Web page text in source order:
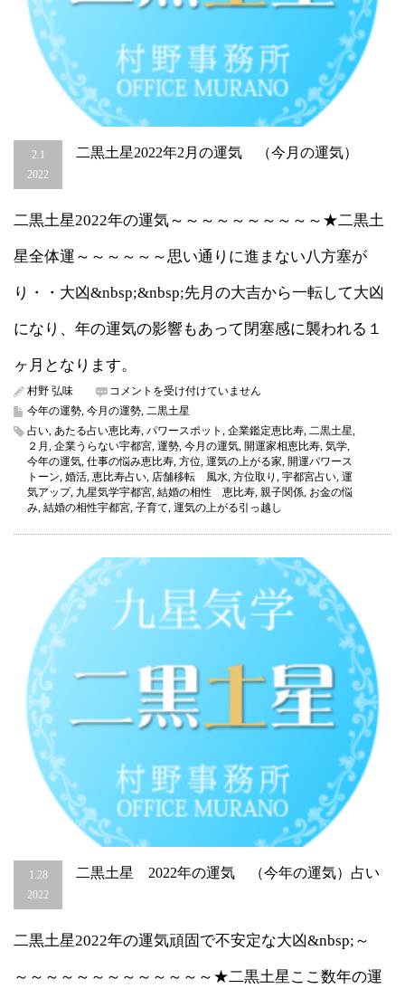
2.1
2022
二黒土星2022年2月の運気 （今月の運気）
二黒土星2022年の運気～～～～～～～～～～★二黒土
星全体運～～～～～～思い通りに進まない八方塞が
り・・大凶&nbsp;&nbsp;先月の大吉から一転して大凶
になり、年の運気の影響もあって閉塞感に襲われる１
ヶ月となります。
村野 弘味
二
黒
星
2022
年
2
月
の
（今
月
の
運
気）
は
コメントを受け付けていません
今年の運勢 今月の運勢 二黒土星
占い あたる占い恵比寿 パワースポット 企業鑑定恵比寿 二黒土星
２月 企業うらない宇都宮 運勢 今月の運気 開運家相恵比寿 気学
今年の運気 仕事の悩み恵比寿 方位 運気の上がる家 開運パワース
トーン 婚活 恵比寿占い 店舗移転 風水 方位取り 宇都宮占い 運
気アップ, 九星気学宇都宮 結婚の相性 恵比寿 親子関係 お金の悩
み 結婚の相性宇都宮 子育て 運気の上がる引っ越し
1.28
2022
二黒土星 2022年の運気 （今年の運気）占い
二黒土星2022年の運気頑固で不安定な大凶&nbsp;～
～～～～～～～～～～～～～★二黒土星ここ数年の運